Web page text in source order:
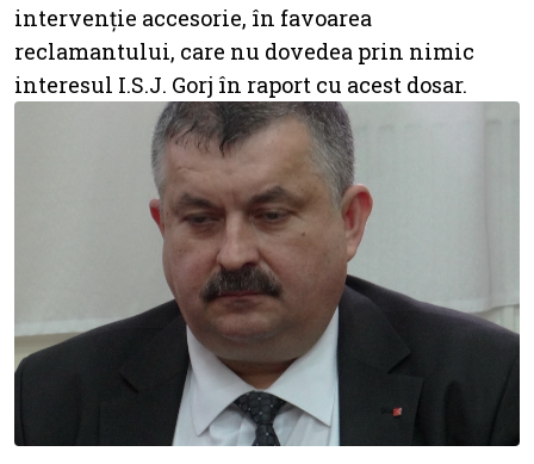
intervenție accesorie, în favoarea
reclamantului, care nu dovedea prin nimic
interesul I.S.J. Gorj în raport cu acest dosar.